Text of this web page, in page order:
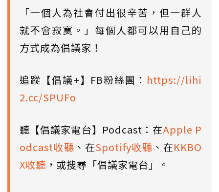
「一個人為社會付出很辛苦，但一群人
就不會寂寞。」每個人都可以用自己的
方式成為倡議家！
追蹤【倡議+】FB粉絲團： https://lihi
2.cc/SPUFo
聽【倡議家電台】Podcast：在Apple P
odcast收聽 、在Spotify收聽 、在KKBO
X收聽 ，或搜尋「倡議家電台」。